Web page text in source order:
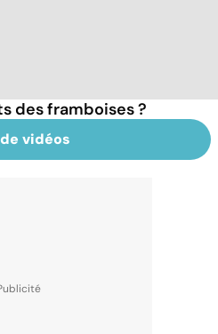
des framboises ?
vidéos